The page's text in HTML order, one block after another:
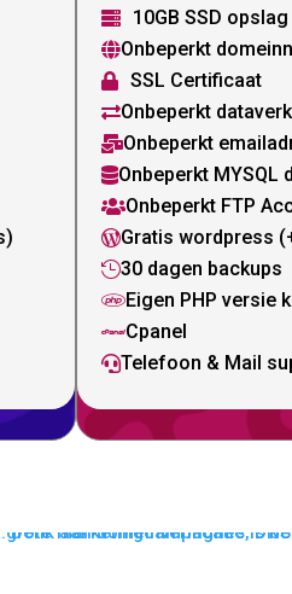
 10GB SSD opslag
Onbeperkt
 SSL Certificaat
Onbeperkt
Onbeperkt
Onbeperkt MYSQL
Onbeperkt FTP
Gratis wordpress
30 dagen backups
Eigen PHP versie
Cpanel
Telefoon & Mail